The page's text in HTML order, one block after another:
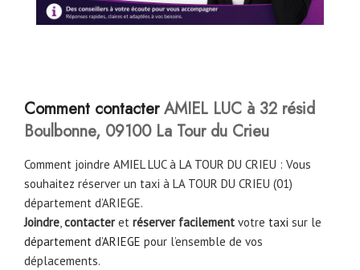
Comment contacterAMIEL LUC à 32 résid
Boulbonne, 09100 La Tour du Crieu
Comment joindre AMIEL LUC à LA TOUR DU CRIEU : Vous
souhaitez réserver un taxi à LA TOUR DU CRIEU (01)
département d’ARIEGE.
Joindre,contacteret réserver facilement votre taxi sur le
département d’ARIEGE pour l’ensemble de vos
déplacements.